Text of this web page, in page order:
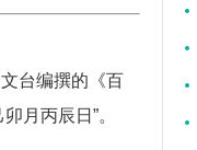
台编撰的《百
月丙辰日”。